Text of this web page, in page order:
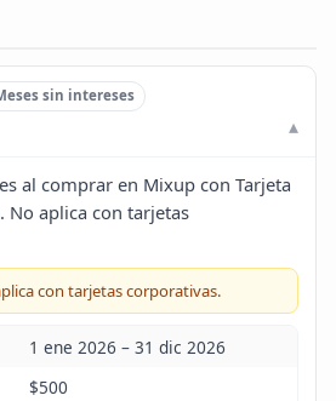
sin intereses
al comprar en Mixup con Tarjeta
No aplica con tarjetas
con tarjetas corporativas.
1 ene 2026 – 31 dic 2026
$500